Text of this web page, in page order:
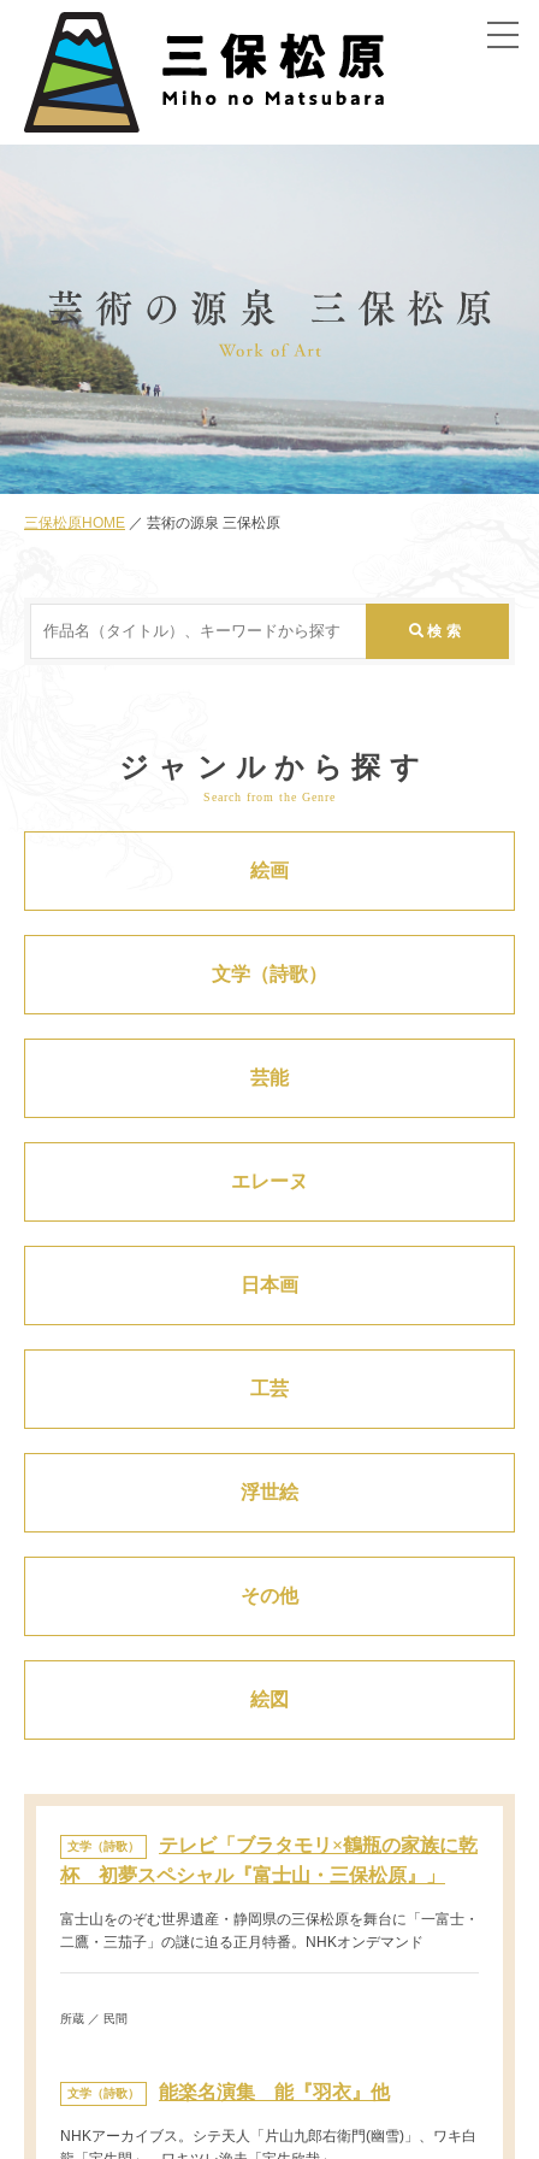
menu
三保松原HOME 芸術の源泉 三保松原
ジャンルから探す
Search from the Genre
絵画
文学（詩歌）
芸能
エレーヌ
日本画
工芸
浮世絵
その他
絵図
文学（詩歌）
テレビ「ブラタモリ×鶴瓶の家族に乾
杯 初夢スペシャル『富士山・三保松原』」
富士山をのぞむ世界遺産・静岡県の三保松原を舞台に「一富士・
二鷹・三茄子」の謎に迫る正月特番。NHKオンデマンド
所蔵 ／ 民間
文学（詩歌） 能楽名演集 能『羽衣』他
NHKアーカイブス。シテ天人「片山九郎右衛門(幽雪)」、ワキ白